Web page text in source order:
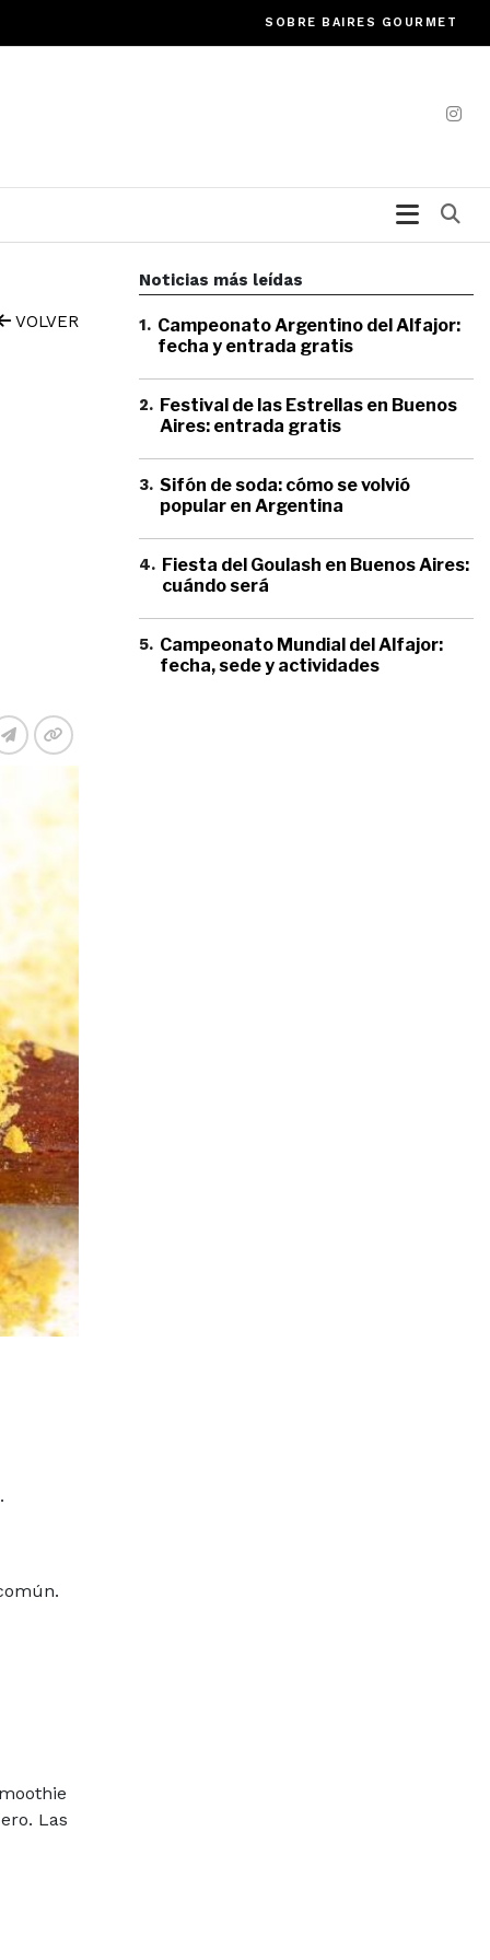
SOBRE BAIRES GOURMET
VOLVER
Las
Noticias más leídas
1. Campeonato Argentino del Alfajor:
fecha y entrada gratis
2. Festival de las Estrellas en Buenos
Aires: entrada gratis
3. Sifón de soda: cómo se volvió
popular en Argentina
4. Fiesta del Goulash en Buenos Aires:
cuándo será
5. Campeonato Mundial del Alfajor:
fecha, sede y actividades